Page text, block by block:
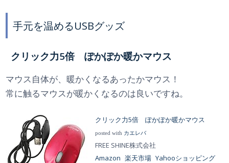
手元を温めるUSBグッズ
クリック力5倍 ぽかぽか暖かマウス
マウス自体が、暖かくなるあったかマウス！
常に触るマウスが暖かくなるのは良いですね。
クリック力5倍 ぽかぽか暖かマウス
posted with カエレバ
FREE SHINE株式会社
Amazon 楽天市場 Yahooショッピング